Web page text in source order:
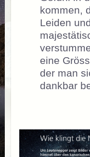
kommen,
Leiden
eine
der man
dankbar